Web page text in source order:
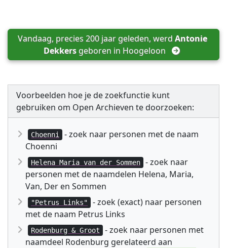
Vandaag, precies 200 jaar geleden, werd Antonie
Dekkers geboren in Hoogeloon
Voorbeelden hoe je de zoekfunctie kunt
gebruiken om Open Archieven te doorzoeken:
Choenni
- zoek naar personen met de naam
Choenni
Helena Maria van der Sommen
- zoek naar
personen met de naamdelen Helena, Maria,
Van, Der en Sommen
"Petrus Links"
- zoek (exact) naar personen
met de naam Petrus Links
Rodenburg & Groot
- zoek naar personen met
naamdeel Rodenburg gerelateerd aan